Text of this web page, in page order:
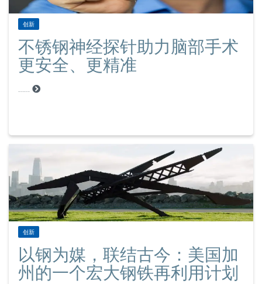
创新
不锈钢神经探针助力脑部手术
更安全、更精准
……
创新
以钢为媒，联结古今：美国加
州的一个宏大钢铁再利用计划